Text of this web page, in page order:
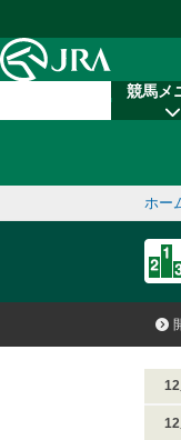
競馬メ
ホー